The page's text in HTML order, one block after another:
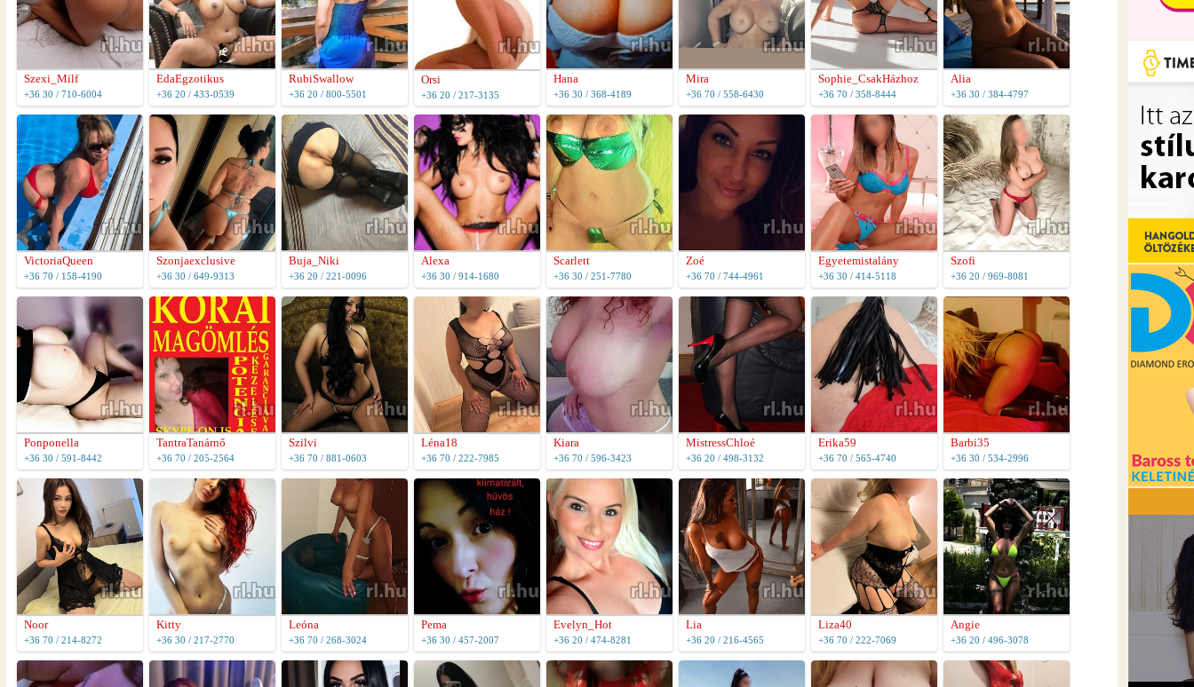
Szexi_Milf
+36 30 / 710-6004
EdaEgzotikus
+36 20 / 433-0539
RubiSwallow
+36 20 / 800-5501
Orsi
+36 20 / 217-3135
Hana
+36 30 / 368-4189
Mira
+36 70 / 558-6430
Sophie_CsakHázhoz
+36 70 / 358-8444
Alia
+36 30 / 384-4797
VictoriaQueen
+36 70 / 158-4190
Szonjaexclusive
+36 30 / 649-9313
Buja_Niki
+36 20 / 221-0096
Alexa
+36 30 / 914-1680
Scarlett
+36 30 / 251-7780
Zoé
+36 70 / 744-4961
Egyetemistalány
+36 30 / 414-5118
Szofi
+36 20 / 969-8081
Ponponella
+36 30 / 591-8442
TantraTanárnő
+36 70 / 205-2564
Szilvi
+36 70 / 881-0603
Léna18
+36 70 / 222-7985
Kiara
+36 70 / 596-3423
MistressChloé
+36 20 / 498-3132
Erika59
+36 70 / 565-4740
Barbi35
+36 30 / 534-2996
Noor
+36 70 / 214-8272
Kitty
+36 30 / 217-2770
Leóna
+36 70 / 268-3024
Pema
+36 30 / 457-2007
Evelyn_Hot
+36 20 / 474-8281
Lia
+36 20 / 216-4565
Liza40
+36 70 / 222-7069
Angie
+36 20 / 496-3078